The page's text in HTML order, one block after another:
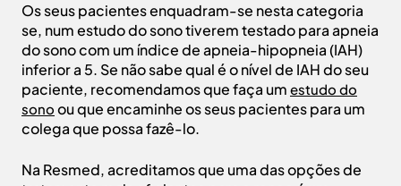
Os seus pacientes enquadram-se nesta categoria
se, num estudo do sono tiverem testado para apneia
do sono com um índice de apneia-hipopneia (IAH)
inferior a 5. Se não sabe qual é o nível de IAH do seu
paciente, recomendamos que faça um estudo do
sono ou que encaminhe os seus pacientes para um
colega que possa fazê-lo.
Na Resmed, acreditamos que uma das opções de